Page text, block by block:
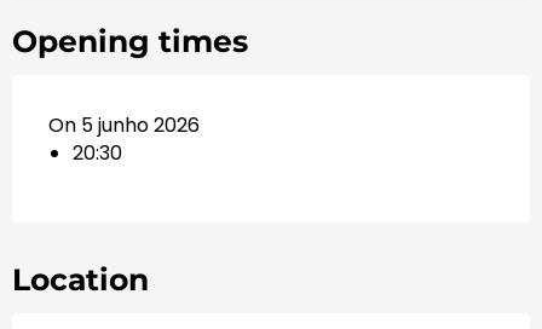
Opening times
On 5 junho 2026
20:30
Location